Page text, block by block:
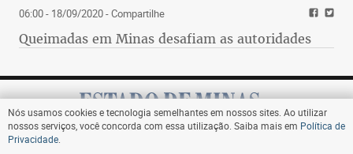
06:00 - 18/09/2020- Compartilhe
Queimadas em Minas desafiam as autoridades
Nós usamos cookies e tecnologia semelhantes em nossos sites. Ao utilizar
nossos serviços, você concorda com essa utilização. Saiba mais em Política de
Privacidade